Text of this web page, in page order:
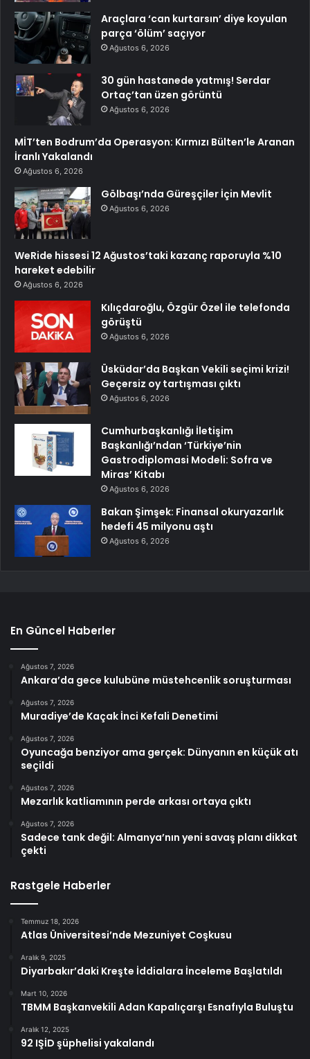
Araçlara ‘can kurtarsın’ diye koyulan
parça ‘ölüm’ saçıyor
Ağustos 6, 2026
30 gün hastanede yatmış! Serdar
Ortaç’tan üzen görüntü
Ağustos 6, 2026
MİT’ten Bodrum’da Operasyon: Kırmızı Bülten’le Aranan
İranlı Yakalandı
Ağustos 6, 2026
Gölbaşı’nda Güreşçiler İçin Mevlit
Ağustos 6, 2026
WeRide hissesi 12 Ağustos’taki kazanç raporuyla %10
hareket edebilir
Ağustos 6, 2026
Kılıçdaroğlu, Özgür Özel ile telefonda
görüştü
Ağustos 6, 2026
Üsküdar’da Başkan Vekili seçimi krizi!
Geçersiz oy tartışması çıktı
Ağustos 6, 2026
Cumhurbaşkanlığı İletişim
Başkanlığı’ndan ‘Türkiye’nin
Gastrodiplomasi Modeli: Sofra ve
Miras’ Kitabı
Ağustos 6, 2026
Bakan Şimşek: Finansal okuryazarlık
hedefi 45 milyonu aştı
Ağustos 6, 2026
En Güncel Haberler
Ağustos 7, 2026
Ankara’da gece kulubüne müstehcenlik soruşturması
Ağustos 7, 2026
Muradiye’de Kaçak İnci Kefali Denetimi
Ağustos 7, 2026
Oyuncağa benziyor ama gerçek: Dünyanın en küçük atı
seçildi
Ağustos 7, 2026
Mezarlık katliamının perde arkası ortaya çıktı
Ağustos 7, 2026
Sadece tank değil: Almanya’nın yeni savaş planı dikkat
çekti
Rastgele Haberler
Temmuz 18, 2026
Atlas Üniversitesi’nde Mezuniyet Coşkusu
Aralık 9, 2025
Diyarbakır’daki Kreşte İddialara İnceleme Başlatıldı
Mart 10, 2026
TBMM Başkanvekili Adan Kapalıçarşı Esnafıyla Buluştu
Aralık 12, 2025
92 IŞİD şüphelisi yakalandı